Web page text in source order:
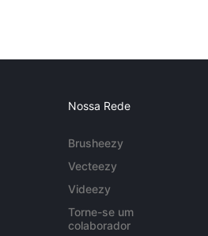
Nossa Rede
Brusheezy
Vecteezy
Videezy
Torne-se um
colaborador